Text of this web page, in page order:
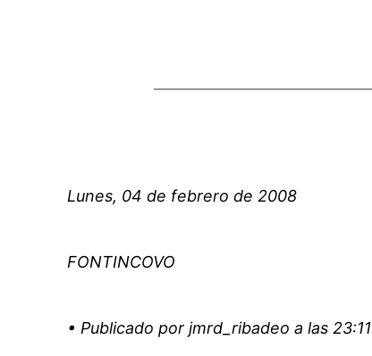
Lunes, 04 de febrero de 2008
FONTINCOVO
• Publicado por jmrd_ribadeo a las 23:11